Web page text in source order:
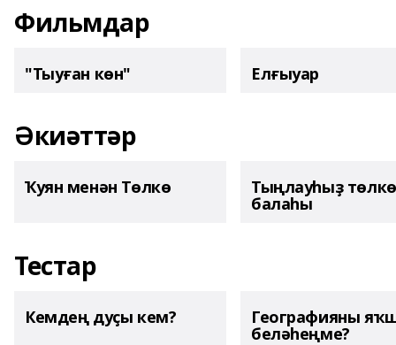
Фильмдар
"Тыуған көн" Елғыуар
Әкиәттәр
Ҡуян менән Төлкө Тыңлауһыҙ төлкө
балаһы
Тестар
Кемдең дуҫы кем? Географияны
беләһеңме?